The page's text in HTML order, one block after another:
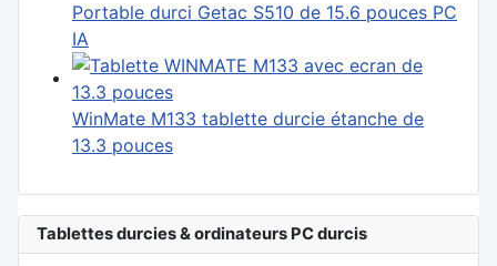
Tablettes durcies & ordinateurs PC durcis
Portable durci Getac S510 de 15.6 pouces PC
IA
WinMate M133 tablette durcie étanche de
13.3 pouces